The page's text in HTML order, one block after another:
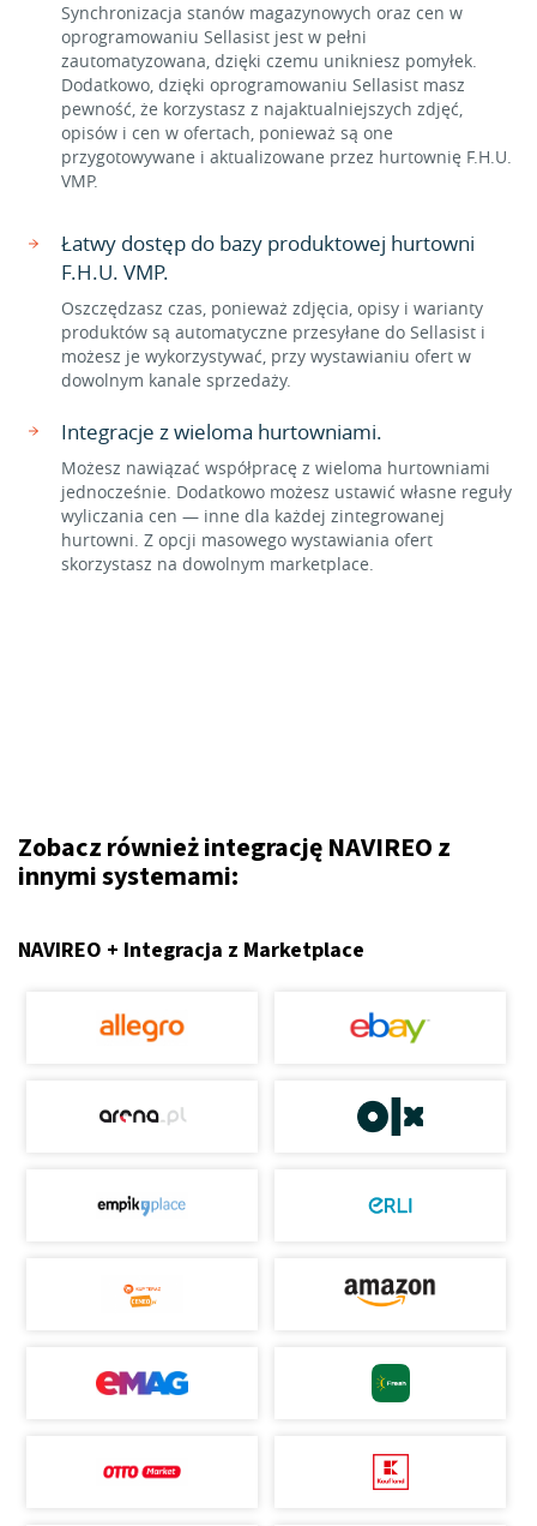
Synchronizacja stanów magazynowych oraz cen w
oprogramowaniu Sellasist jest w pełni
zautomatyzowana, dzięki czemu unikniesz pomyłek.
Dodatkowo, dzięki oprogramowaniu Sellasist masz
pewność, że korzystasz z najaktualniejszych zdjęć,
opisów i cen w ofertach, ponieważ są one
przygotowywane i aktualizowane przez hurtownię F.H.U.
VMP.
Łatwy dostęp do bazy produktowej hurtowni
F.H.U. VMP.
Oszczędzasz czas, ponieważ zdjęcia, opisy i warianty
produktów są automatyczne przesyłane do Sellasist i
możesz je wykorzystywać, przy wystawianiu ofert w
dowolnym kanale sprzedaży.
Integracje z wieloma hurtowniami.
Możesz nawiązać współpracę z wieloma hurtowniami
jednocześnie. Dodatkowo możesz ustawić własne reguły
wyliczania cen — inne dla każdej zintegrowanej
hurtowni. Z opcji masowego wystawiania ofert
skorzystasz na dowolnym marketplace.
Zobacz również integrację NAVIREO z
innymi systemami:
NAVIREO + Integracja z Marketplace